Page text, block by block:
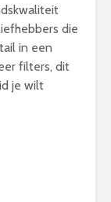
die
in een
filters, dit
je wilt